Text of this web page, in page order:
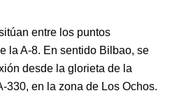
entre los puntos
la A-8. En sentido Bilbao, se
desde la glorieta de la
330, en la zona de Los Ochos.